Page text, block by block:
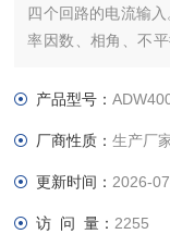
四个回路的电流输
率因数、相角、不
4G、LoRa、
产品型号：
厂商性质：生产厂
更新时间： 2026-
访 问 量： 2255